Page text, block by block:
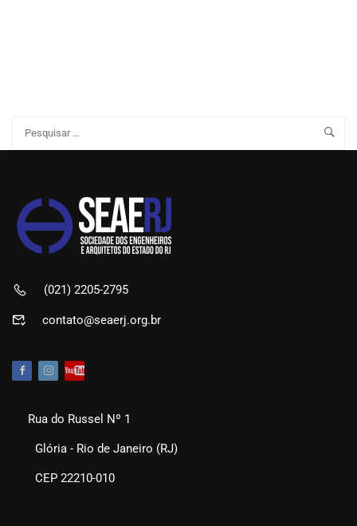
(021) 2205-2795
contato@seaerj.org.br
Rua do Russel Nº 1
Glória - Rio de Janeiro (RJ)
CEP 22210-010